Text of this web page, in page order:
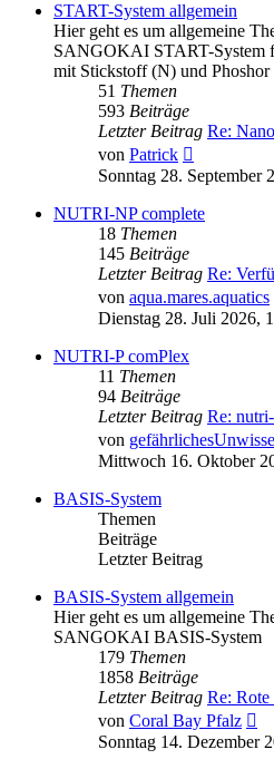
START-System allgemein
Hier geht es um allgemeine
SANGOKAI START-System
mit Stickstoff (N) und Phoshor
51 Themen
593 Beiträge
Letzter Beitrag Re:
von Patrick
Beitrag
Sonntag 28. September
NUTRI-NP complete
18 Themen
145 Beiträge
Letzter Beitrag Re:
von aqua.mares.aquatics
Dienstag 28. Juli 2026,
NUTRI-P comPlex
11 Themen
94 Beiträge
Letzter Beitrag Re:
von
Mittwoch 16. Oktober
BASIS-System
Themen
Beiträge
Letzter Beitrag
BASIS-System allgemein
Hier geht es um allgemeine
SANGOKAI BASIS-System
179 Themen
1858 Beiträge
Letzter Beitrag Re: Rote
von Coral Bay Pfalz
Sonntag 14. Dezember